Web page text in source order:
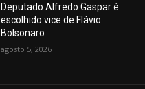
Deputado Alfredo Gaspar é
escolhido vice de Flávio
Bolsonaro
agosto 5, 2026